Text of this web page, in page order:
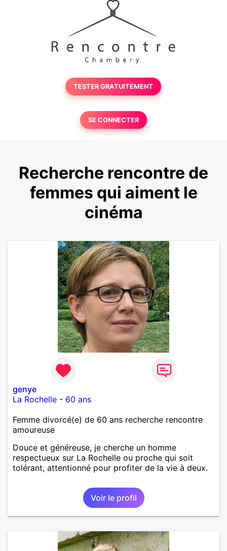
TESTER GRATUITEMENT
SE CONNECTER
Recherche rencontre de
femmes qui aiment le
cinéma
genye
La Rochelle - 60 ans
Femme divorcé(e) de 60 ans recherche rencontre
amoureuse
Douce et généreuse, je cherche un homme
respectueux sur La Rochelle ou proche qui soit
tolérant, attentionné pour profiter de la vie à deux.
Voir le profil